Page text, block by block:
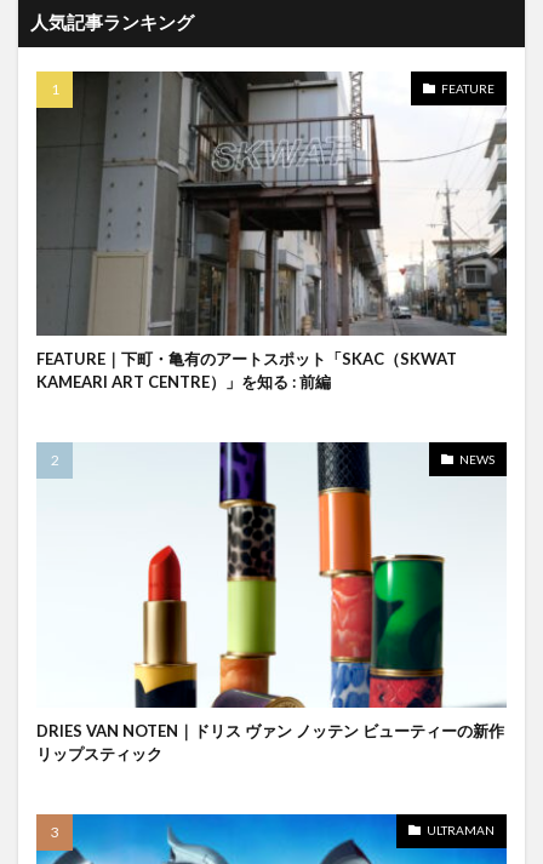
人気記事ランキング
FEATURE
FEATURE｜下町・亀有のアートスポット「SKAC（SKWAT
KAMEARI ART CENTRE）」を知る : 前編
NEWS
DRIES VAN NOTEN｜ドリス ヴァン ノッテン ビューティーの新作
リップスティック
ULTRAMAN